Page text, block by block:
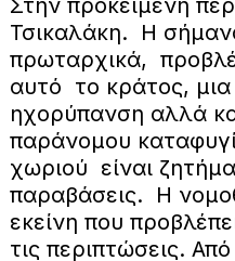
Στην προκειμένη
Τσικαλάκη. Η
πρωταρχικά,
αυτό το κράτος,
ηχορύπανση αλλά
παράνομου
χωριού είναι
παραβάσεις. Η
εκείνη που
τις περιπτώσεις.